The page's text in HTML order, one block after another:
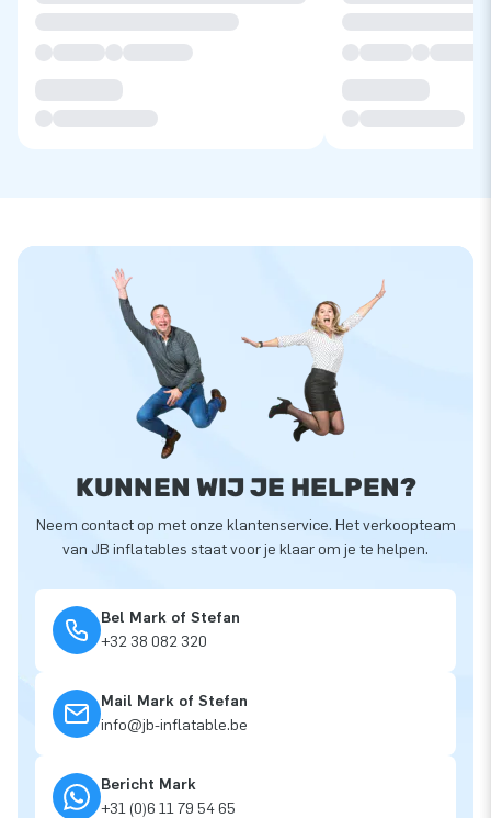
KUNNEN WIJ JE HELPEN?
Neem contact op met onze klantenservice. Het verkoopteam
van JB inflatables staat voor je klaar om je te helpen.
Bel Mark of Stefan
+32 38 082 320
Mail Mark of Stefan
info@jb-inflatable.be
Bericht Mark
+31 (0)6 11 79 54 65